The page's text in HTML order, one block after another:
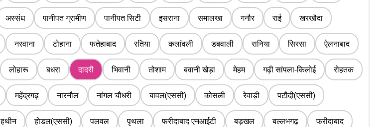
अस्संध पानीपत ग्रामीण पानीपत सिटी इसराना समालखा गनौर राई खरखौदा
नरवाना टोहाना फतेहाबाद रतिया कलांवली डबवाली रानिया सिरसा ऐलनाबाद
लोहारू बधरा दादरी भिवानी तोशाम बवानी खेड़ा मेहम गढ़ी सांपला-किलोई रोहतक
महेंद्रगढ़ नारनौल नांगल चौधरी बावल(एससी) कोसली रेवाड़ी पटौदी(एससी)
हथीन होडल(एससी) पलवल पृथला फरीदाबाद एनआईटी बड़खल बल्लभगढ़ फरीदाबाद